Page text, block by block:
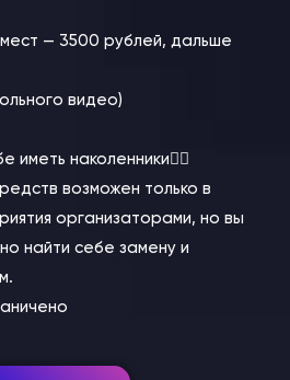
— 3500 рублей, дальше
видео)
наколенники👈🏻
возможен только в
организаторами, но вы
найти себе замену и